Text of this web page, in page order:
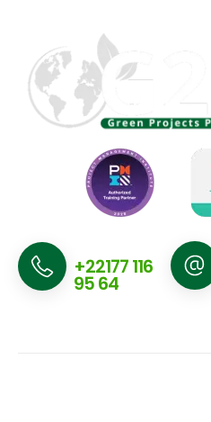
+22177 116
95 64